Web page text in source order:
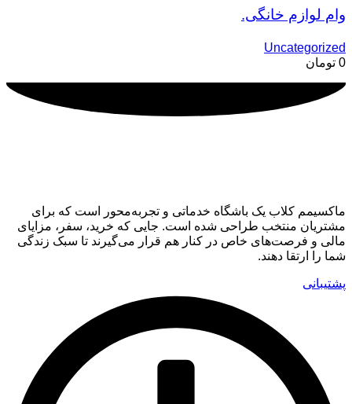
وام لوازم خانگی.
Uncategorized
0 تومان
ماکسیمم کلاب یک باشگاه خدماتی و تجربه‌محور است که برای
مشتریان منتخب طراحی شده است. جایی که خرید، سفر، مزایای
مالی و فرصت‌های خاص در کنار هم قرار می‌گیرند تا سبک زندگی
شما را ارتقا دهند.
پشتیبانی